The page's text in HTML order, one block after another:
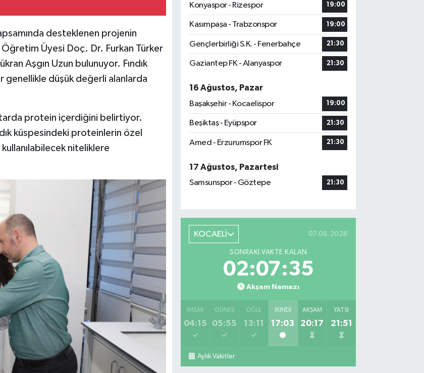
desteklenen projenin
Üyesi Doç. Dr. Furkan Türker
Aşgın Uzun bulunuyor. Fındık
genellikle düşük değerli alanlarda
protein içerdiğini belirtiyor.
küspesindeki proteinlerin özel
niteliklere
Konyaspor - Rizespor
19:00
Kasımpaşa - Trabzonspor 19:00
Gençlerbirliği S.K. - Fenerbahçe 21:30
Gaziantep FK - Alanyaspor 21:30
16 Ağustos, Pazar
Başakşehir - Kocaelispor
19:00
Beşiktaş - Eyüpspor 21:30
Amed - Erzurumspor FK 21:30
17 Ağustos, Pazartesi
Samsunspor - Göztepe
21:30
KOCAELİ 07.08.2026
SONRAKI VAKTE KALAN
02:07:34
Akşam Namazı
İMSAK
04:15
GÜNEŞ
05:55
ÖĞLE
13:11
İKINDI
17:03
AKŞAM
20:17
YATSI
21:51
Aylık Vakitler